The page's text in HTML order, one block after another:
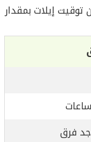
توقيت إيلات بمقدار
فرق